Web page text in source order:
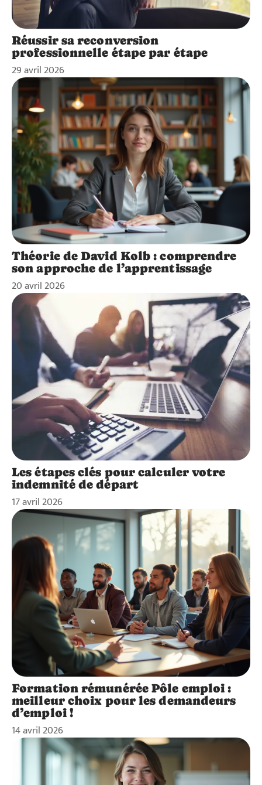
Réussir sa reconversion
professionnelle étape par étape
29 avril 2026
Théorie de David Kolb : comprendre
son approche de l’apprentissage
20 avril 2026
Les étapes clés pour calculer votre
indemnité de départ
17 avril 2026
Formation rémunérée Pôle emploi :
meilleur choix pour les demandeurs
d’emploi !
14 avril 2026